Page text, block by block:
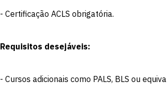
- Certificação ACLS obrigatória.
Requisitos desejáveis:
- Cursos adicionais como PALS, BLS ou